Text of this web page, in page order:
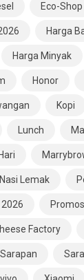
Eco-Shop
Harga
Harga Minyak
Honor
Kopi
Lunch
Nasi Lemak
2026
Factory
Sarapan